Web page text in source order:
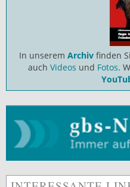
In unserem Archiv finden
auch Videos und Fotos.